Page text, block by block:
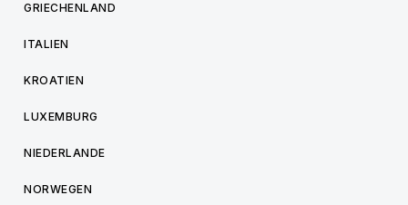
GRIECHENLAND
ITALIEN
KROATIEN
LUXEMBURG
NIEDERLANDE
NORWEGEN